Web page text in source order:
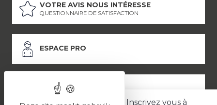
Inscrivez vous à
VOTRE AVIS NOUS INTÉRESSE
QUESTIONNAIRE DE SATISFACTION
ESPACE PRO
ESPACE PRESSE